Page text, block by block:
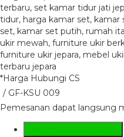
*Harga Hubungi CS
/ GF-KSU 009
Pemesanan dapat langsung